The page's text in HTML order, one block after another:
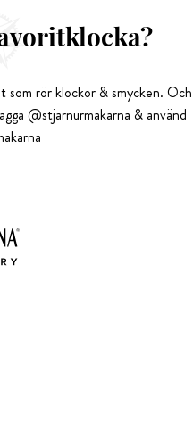
som rör klockor & smycken. Och
@stjarnurmakarna & använd